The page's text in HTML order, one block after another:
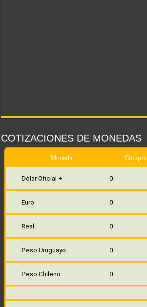
COTIZACIONES DE MONEDAS
Moneda Compra
Dólar Oficial + 0
Euro 0
Real 0
Peso Uruguayo 0
Peso Chileno 0